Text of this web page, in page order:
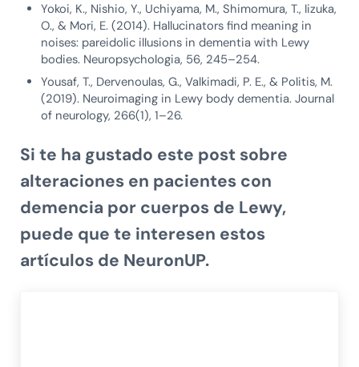
Yokoi, K., Nishio, Y., Uchiyama, M., Shimomura, T., Iizuka,
O., & Mori, E. (2014). Hallucinators find meaning in
noises: pareidolic illusions in dementia with Lewy
bodies. Neuropsychologia, 56, 245–254.
Yousaf, T., Dervenoulas, G., Valkimadi, P. E., & Politis, M.
(2019). Neuroimaging in Lewy body dementia. Journal
of neurology, 266(1), 1–26.
Si te ha gustado este post sobre
alteraciones en pacientes con
demencia por cuerpos de Lewy,
puede que te interesen estos
artículos de NeuronUP.